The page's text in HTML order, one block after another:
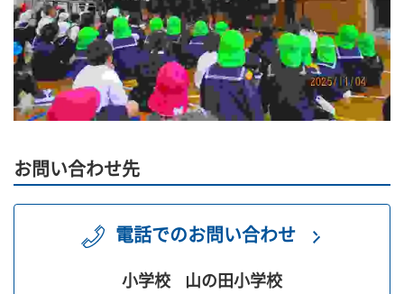
お問い合わせ先
電話でのお問い合わせ
小学校 山の田小学校